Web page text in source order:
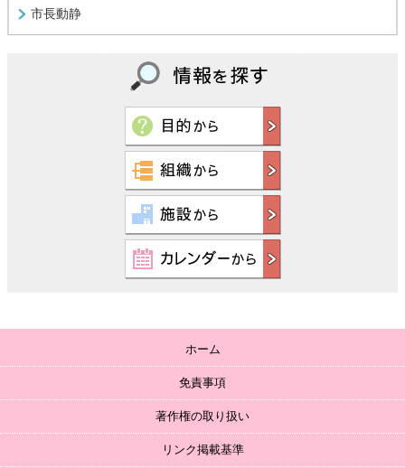
市長動静
ホーム
免責事項
著作権の取り扱い
リンク掲載基準